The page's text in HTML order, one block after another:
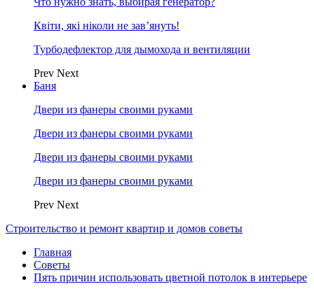
Квіти, які ніколи не зав’януть!
Турбодефлектор для дымохода и вентиляции
Prev Next
Баня
Двери из фанеры своими руками
Двери из фанеры своими руками
Двери из фанеры своими руками
Двери из фанеры своими руками
Prev Next
Строительство и ремонт квартир и домов советы
Главная
Советы
Пять причин использовать цветной потолок в интерьере